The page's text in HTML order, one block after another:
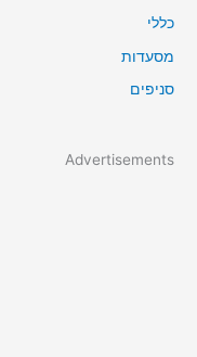
כללי
מסעדות
סניפים
Advertisements